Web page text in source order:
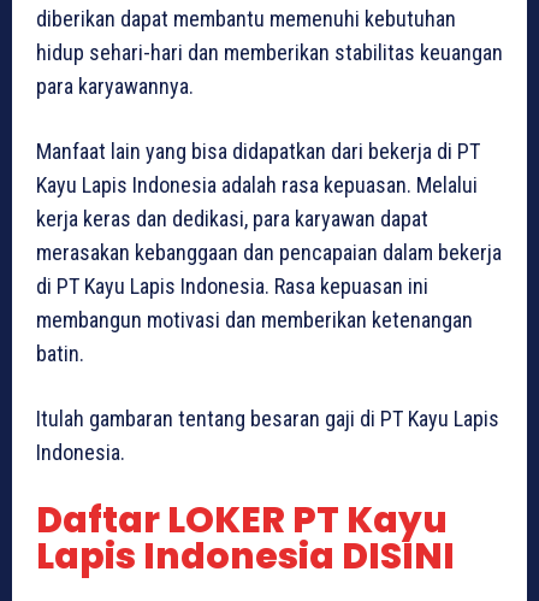
diberikan dapat membantu memenuhi kebutuhan
hidup sehari-hari dan memberikan stabilitas keuangan
para karyawannya.
Manfaat lain yang bisa didapatkan dari bekerja di PT
Kayu Lapis Indonesia adalah rasa kepuasan. Melalui
kerja keras dan dedikasi, para karyawan dapat
merasakan kebanggaan dan pencapaian dalam bekerja
di PT Kayu Lapis Indonesia. Rasa kepuasan ini
membangun motivasi dan memberikan ketenangan
batin.
Itulah gambaran tentang besaran gaji di PT Kayu Lapis
Indonesia.
Daftar LOKER PT Kayu
Lapis Indonesia DISINI